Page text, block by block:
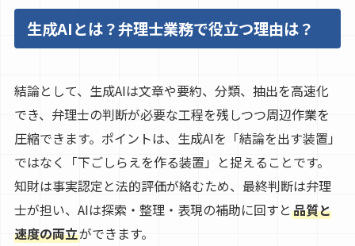
生成AIとは？弁理士業務で役立つ理由は？
結論として、生成AIは文章や要約、分類、抽出を高速化
でき、弁理士の判断が必要な工程を残しつつ周辺作業を
圧縮できます。ポイントは、生成AIを「結論を出す装置」
ではなく「下ごしらえを作る装置」と捉えることです。
知財は事実認定と法的評価が絡むため、最終判断は弁理
士が担い、AIは探索・整理・表現の補助に回すと 品質と
速度の両立ができます。